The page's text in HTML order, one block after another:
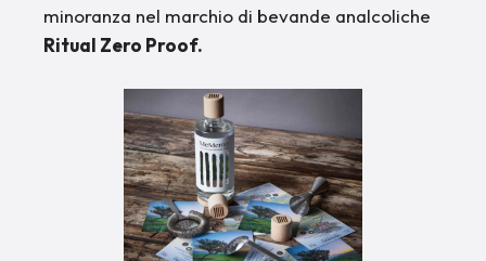
minoranza nel marchio di bevande analcoliche
Ritual Zero Proof.